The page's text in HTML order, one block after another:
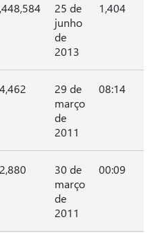
25 de
junho
de
2013
1,404
29 de
março
de
2011
08:14
30 de
março
de
2011
00:09